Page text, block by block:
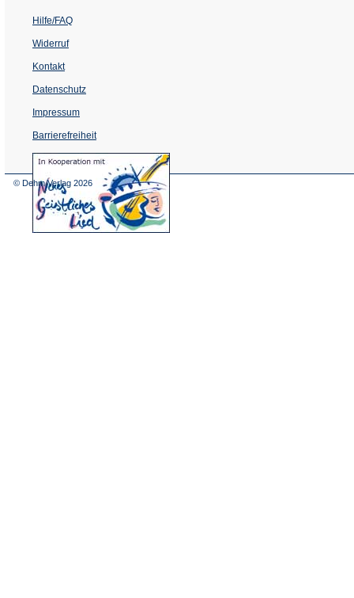
Hilfe/FAQ
Widerruf
Kontakt
Datenschutz
Impressum
Barrierefreiheit
(Öffnet
in
© Dehm Verlag 2026